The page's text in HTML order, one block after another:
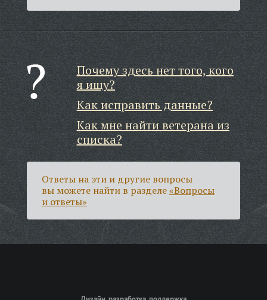
Почему здесь нет того, кого
я ищу?
Как исправить данные?
Как мне найти ветерана из
списка?
Ответы на эти и другие вопросы
вы можете найти в разделе«Вопросы
и ответы»